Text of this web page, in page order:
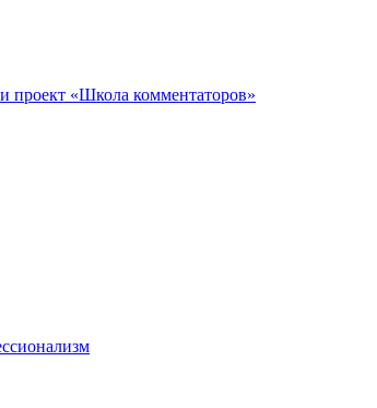
проект «Школа комментаторов»